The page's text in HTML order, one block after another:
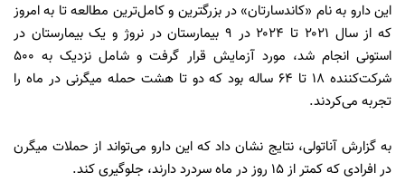
این دارو به نام «کاندسارتان» در بزرگترین و کامل‌ترین مطالعه تا به امروز
که از سال ۲۰۲۱ تا ۲۰۲۴ در ۹ بیمارستان در نروژ و یک بیمارستان در
استونی انجام شد، مورد آزمایش قرار گرفت و شامل نزدیک به ۵۰۰
شرکت‌کننده ۱۸ تا ۶۴ ساله بود که دو تا هشت حمله میگرنی در ماه را
تجربه می‌کردند.
به گزارش آناتولی، نتایج نشان داد که این دارو می‌تواند از حملات میگرن
در افرادی که کمتر از ۱۵ روز در ماه سردرد دارند، جلوگیری کند.